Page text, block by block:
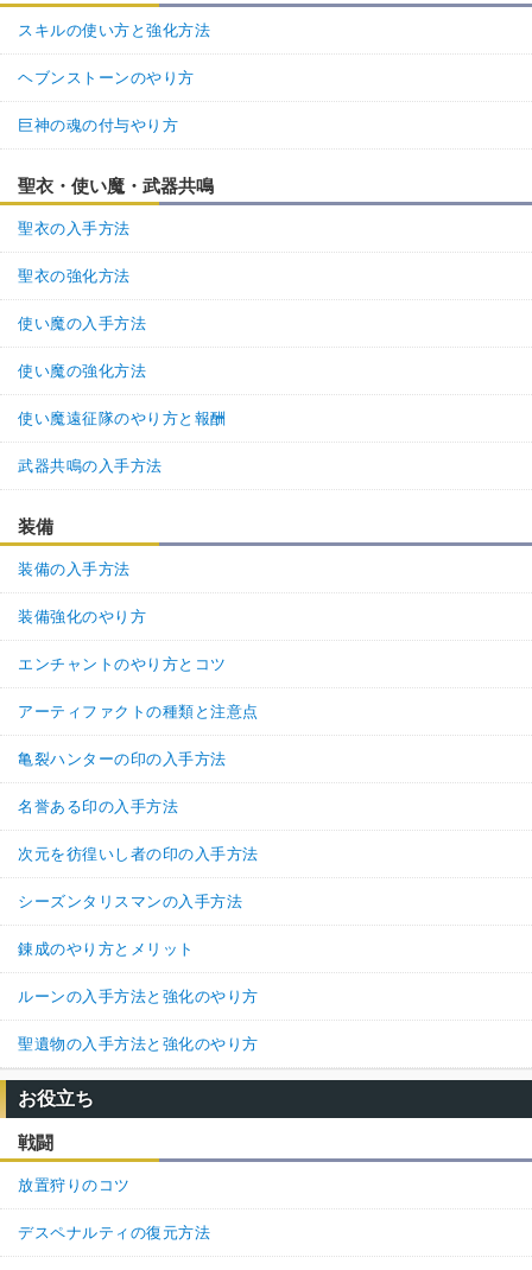
スキルの使い方と強化方法
ヘブンストーンのやり方
巨神の魂の付与やり方
聖衣・使い魔・武器共鳴
聖衣の入手方法
聖衣の強化方法
使い魔の入手方法
使い魔の強化方法
使い魔遠征隊のやり方と報酬
武器共鳴の入手方法
装備
装備の入手方法
装備強化のやり方
エンチャントのやり方とコツ
アーティファクトの種類と注意点
亀裂ハンターの印の入手方法
名誉ある印の入手方法
次元を彷徨いし者の印の入手方法
シーズンタリスマンの入手方法
錬成のやり方とメリット
ルーンの入手方法と強化のやり方
聖遺物の入手方法と強化のやり方
お役立ち
戦闘
放置狩りのコツ
デスペナルティの復元方法